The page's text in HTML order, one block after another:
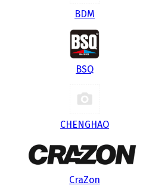
BDM
BSQ
CHENGHAO
CraZon